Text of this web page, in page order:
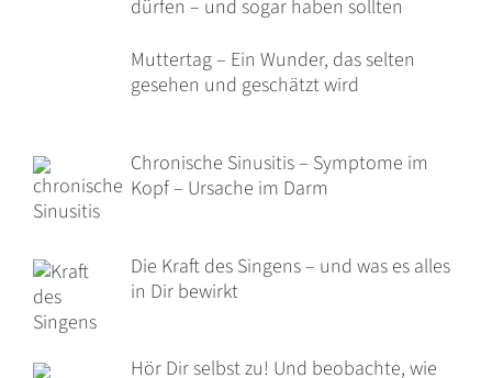
dürfen – und sogar haben sollten
Muttertag – Ein Wunder, das selten
gesehen und geschätzt wird
Chronische Sinusitis – Symptome im
Kopf – Ursache im Darm
Die Kraft des Singens – und was es alles
in Dir bewirkt
Hör Dir selbst zu! Und beobachte, wie